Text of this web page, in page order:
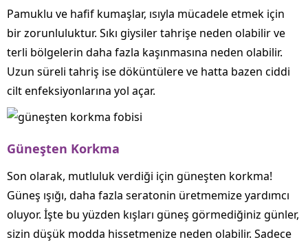
Pamuklu ve hafif kumaşlar, ısıyla mücadele etmek için
bir zorunluluktur. Sıkı giysiler tahrişe neden olabilir ve
terli bölgelerin daha fazla kaşınmasına neden olabilir.
Uzun süreli tahriş ise döküntülere ve hatta bazen ciddi
cilt enfeksiyonlarına yol açar.
Güneşten Korkma
Son olarak, mutluluk verdiği için güneşten korkma!
Güneş ışığı, daha fazla seratonin üretmemize yardımcı
oluyor. İşte bu yüzden kışları güneş görmediğiniz günler,
sizin düşük modda hissetmenize neden olabilir. Sadece